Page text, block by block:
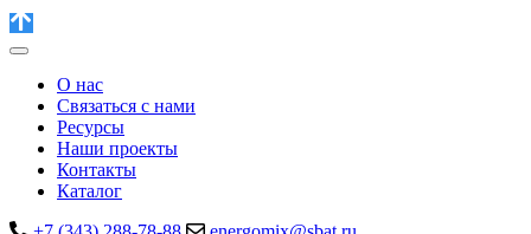
О нас
Связаться с нами
Ресурсы
Наши проекты
Контакты
Каталог